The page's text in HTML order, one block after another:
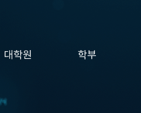
대학원 학부